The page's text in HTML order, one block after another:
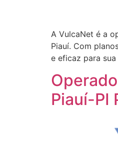
A VulcaNet é a
Piauí. Com
e eficaz para
Piauí-PI